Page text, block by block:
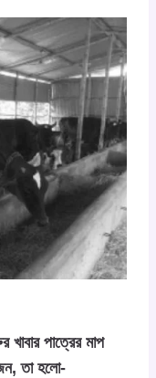
খাবার পাত্রের মাপ
তা হলো-